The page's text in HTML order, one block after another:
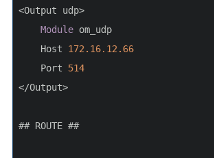
<Output udp>
Module om_udp
Host 172.16.12 .66
Port 514
</Output>
## ROUTE ##